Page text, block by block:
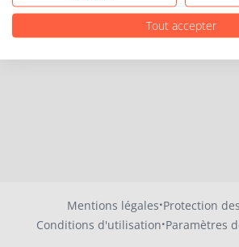
Mentions légales·Protection
Conditions d'utilisation·Paramètres
Tout accepter